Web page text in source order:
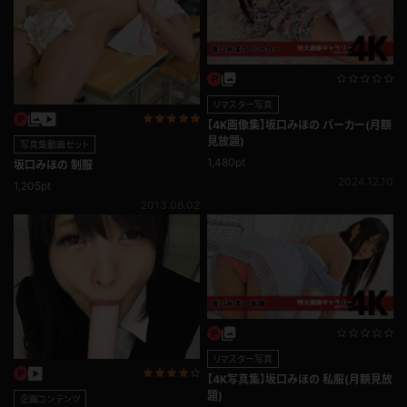
写真集動画セット
坂口みほの 制服
1,205pt
リマスター写真
【4K画像集】坂口みほの パーカー(月額
見放題)
1,480pt
企画コンテンツ
リマスター写真
【4K写真集】坂口みほの 私服(月額見放
題)